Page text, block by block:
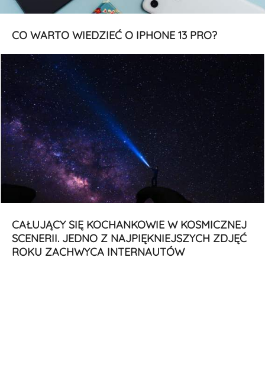
CO WARTO WIEDZIEĆ O IPHONE 13 PRO?
CAŁUJĄCY SIĘ KOCHANKOWIE W KOSMICZNEJ
SCENERII. JEDNO Z NAJPIĘKNIEJSZYCH ZDJĘĆ
ROKU ZACHWYCA INTERNAUTÓW